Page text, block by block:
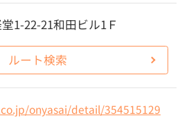
1-22-21和田ビル1Ｆ
ルート検索
onyasai/detail/354515129